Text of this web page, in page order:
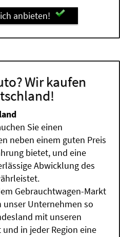
anbieten!
Wir kaufen
Sie einen
neben einem guten Preis
bietet, und eine
Abwicklung des
Gebrauchtwagen-Markt
unser Unternehmen so
mit unseren
in jeder Region eine